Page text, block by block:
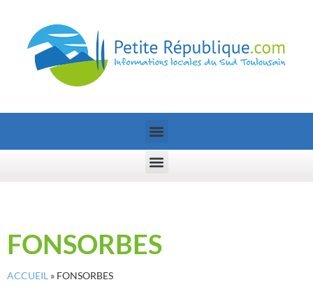
FONSORBES
ACCUEIL » FONSORBES